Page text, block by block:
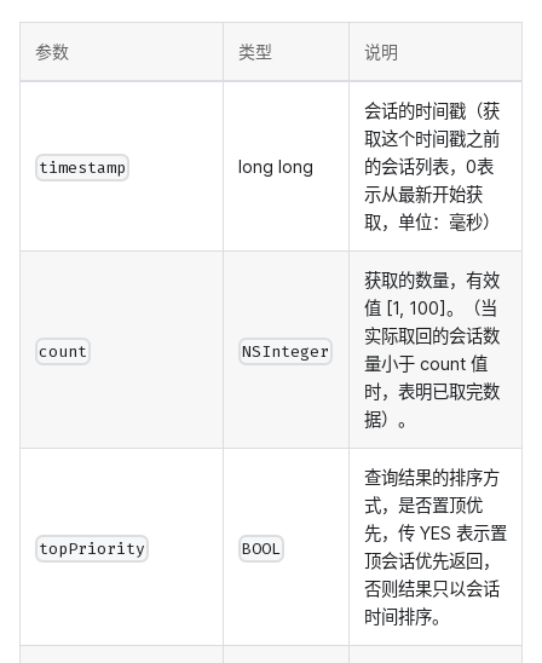
参数 类型 说明
timestamp long long
会话的时间戳（获
取这个时间戳之前
的会话列表，0表
示从最新开始获
取，单位：毫秒）
count NSInteger
获取的数量，有效
值 [1, 100]。（当
实际取回的会话数
量小于 count 值
时，表明已取完数
据）。
topPriority BOOL
查询结果的排序方
式，是否置顶优
先，传 YES 表示置
顶会话优先返回，
否则结果只以会话
时间排序。